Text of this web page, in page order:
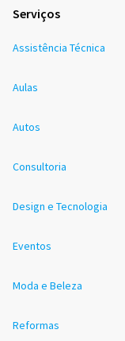
Serviços
Assistência Técnica
Aulas
Autos
Consultoria
Design e Tecnologia
Eventos
Moda e Beleza
Reformas